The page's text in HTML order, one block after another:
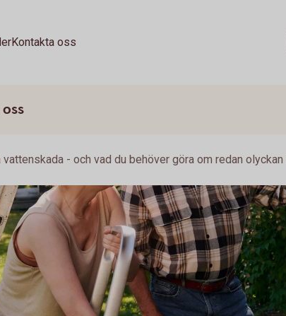
Kontakta oss
vattenskada - och vad du behöver göra om redan